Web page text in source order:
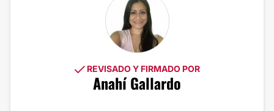
REVISADO Y FIRMADO POR
Anahí Gallardo